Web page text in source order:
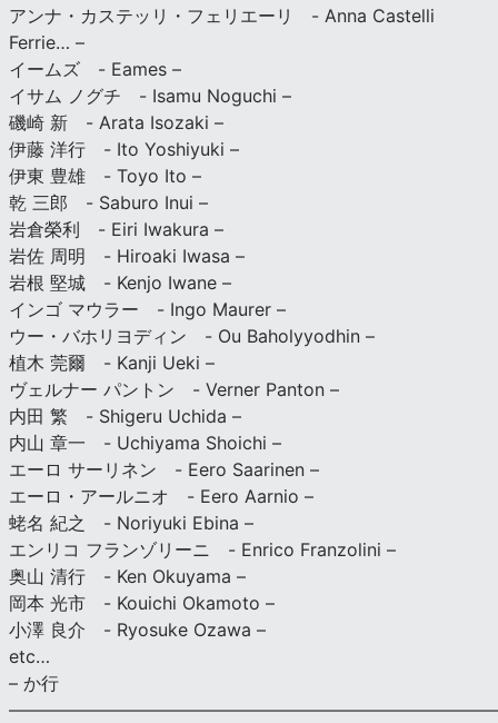
アンナ・カステッリ・フェリエーリ - Anna Castelli
Ferrie… –
イームズ - Eames –
イサム ノグチ - Isamu Noguchi –
磯崎 新 - Arata Isozaki –
伊藤 洋行 - Ito Yoshiyuki –
伊東 豊雄 - Toyo Ito –
乾 三郎 - Saburo Inui –
岩倉榮利 - Eiri Iwakura –
岩佐 周明 - Hiroaki Iwasa –
岩根 堅城 - Kenjo Iwane –
インゴ マウラー - Ingo Maurer –
ウー・バホリヨディン - Ou Baholyyodhin –
植木 莞爾 - Kanji Ueki –
ヴェルナー パントン - Verner Panton –
内田 繁 - Shigeru Uchida –
内山 章一 - Uchiyama Shoichi –
エーロ サーリネン - Eero Saarinen –
エーロ・アールニオ - Eero Aarnio –
蛯名 紀之 - Noriyuki Ebina –
エンリコ フランゾリーニ - Enrico Franzolini –
奥山 清行 - Ken Okuyama –
岡本 光市 - Kouichi Okamoto –
小澤 良介 - Ryosuke Ozawa –
etc…
– か行